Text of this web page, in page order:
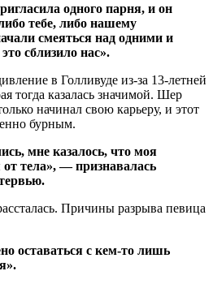
одного парня, и он
тебе, либо нашему
смеяться над одними и
сблизило нас».
в Голливуде из-за 13-летней
тогда казалась значимой. Шер
начинал свою карьеру, и этот
бурным.
мне казалось, что моя
тела», — признавалась
Причины разрыва певица
оставаться с кем-то лишь